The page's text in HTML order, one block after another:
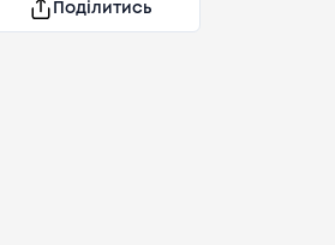
Поділитись